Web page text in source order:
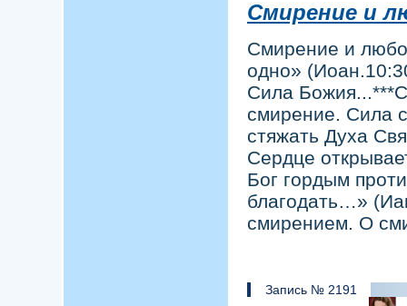
Смирение и
Смирение и
одно»
Сила
смирение. Сила
стяжать Духа
Сердце
Бог гордым
благодать…»
смирением. О
Запись № 2191